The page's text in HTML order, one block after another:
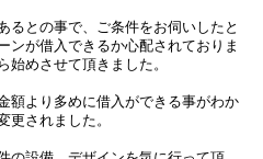
るとの事で、ご条件をお伺いしたと
ンが借入できるか心配されておりま
始めさせて頂きました。
額より多めに借入ができる事がわか
更されました。